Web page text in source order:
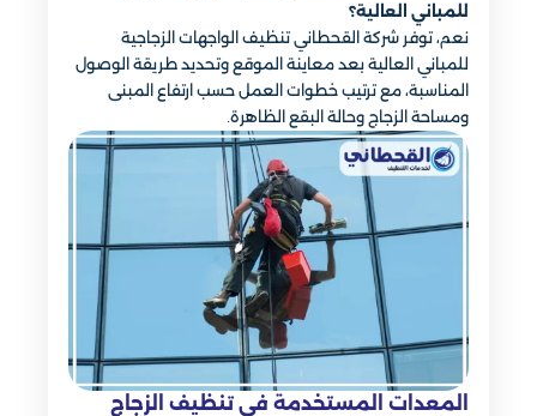
للمباني العالية؟
نعم، توفر شركة القحطاني تنظيف الواجهات الزجاجية
للمباني العالية بعد معاينة الموقع وتحديد طريقة الوصول
المناسبة، مع ترتيب خطوات العمل حسب ارتفاع المبنى
ومساحة الزجاج وحالة البقع الظاهرة.
المعدات المستخدمة في تنظيف الزجاج